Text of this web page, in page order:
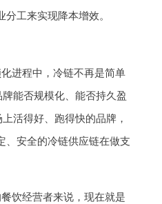
工来实现降本增效。
进程中，冷链不再是简单
能否规模化、能否持久盈
活得好、跑得快的品牌，
、安全的冷链供应链在做支
饮经营者来说，现在就是